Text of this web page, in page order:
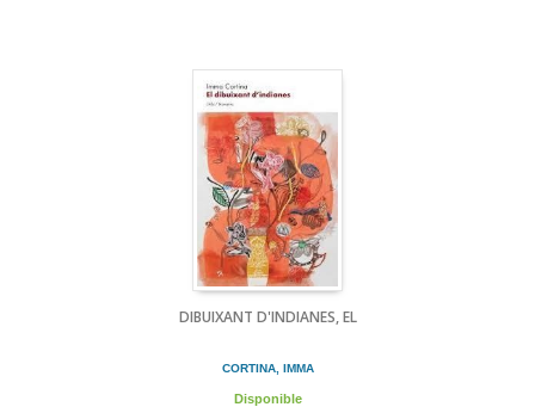
DIBUIXANT D'INDIANES, EL
CORTINA, IMMA
Disponible